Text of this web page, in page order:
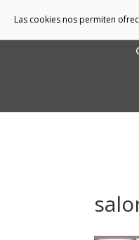
Las cookies nos permiten